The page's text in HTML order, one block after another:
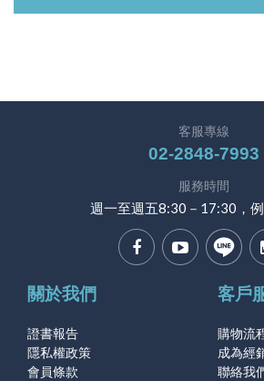
客服專線
02-2848-7993
服務時間
週一至週五8:30－17:30，
關於我們
證書報告
隱私權政策
會員條款
客戶
購物流
成為經
聯絡我